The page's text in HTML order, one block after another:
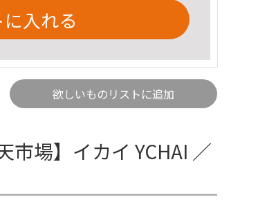
入れる
欲しいものリストに追加
市場】イカイ YCHAI ／